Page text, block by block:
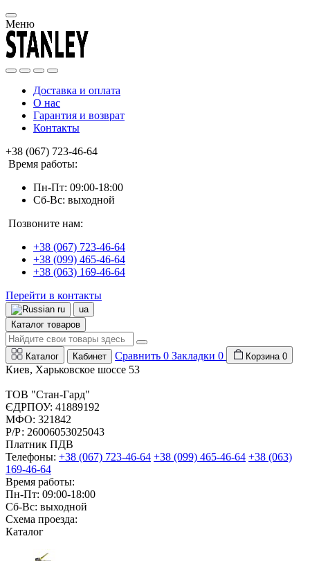
Меню
Доставка и оплата
О нас
Гарантия и возврат
Контакты
+38 (067) 723-46-64
Время работы:
Пн-Пт: 09:00-18:00
Сб-Вс: выходной
Позвоните нам:
+38 (067) 723-46-64
+38 (099) 465-46-64
+38 (063) 169-46-64
Перейти в контакты
ru
ua
Каталог товаров
Каталог Кабинет Сравнить 0 Закладки 0 Корзина 0
Киев, Харьковское шоссе 53
ТОВ "Стан-Гард"
ЄДРПОУ: 41889192
МФО: 321842
Р/Р: 26006053025043
Платник ПДВ
Телефоны: +38 (067) 723-46-64 +38 (099) 465-46-64 +38 (063)
169-46-64
Время работы:
Пн-Пт: 09:00-18:00
Сб-Вс: выходной
Схема проезда:
Каталог